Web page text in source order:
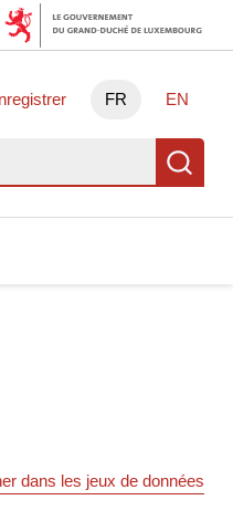
FR EN
dans les jeux de données